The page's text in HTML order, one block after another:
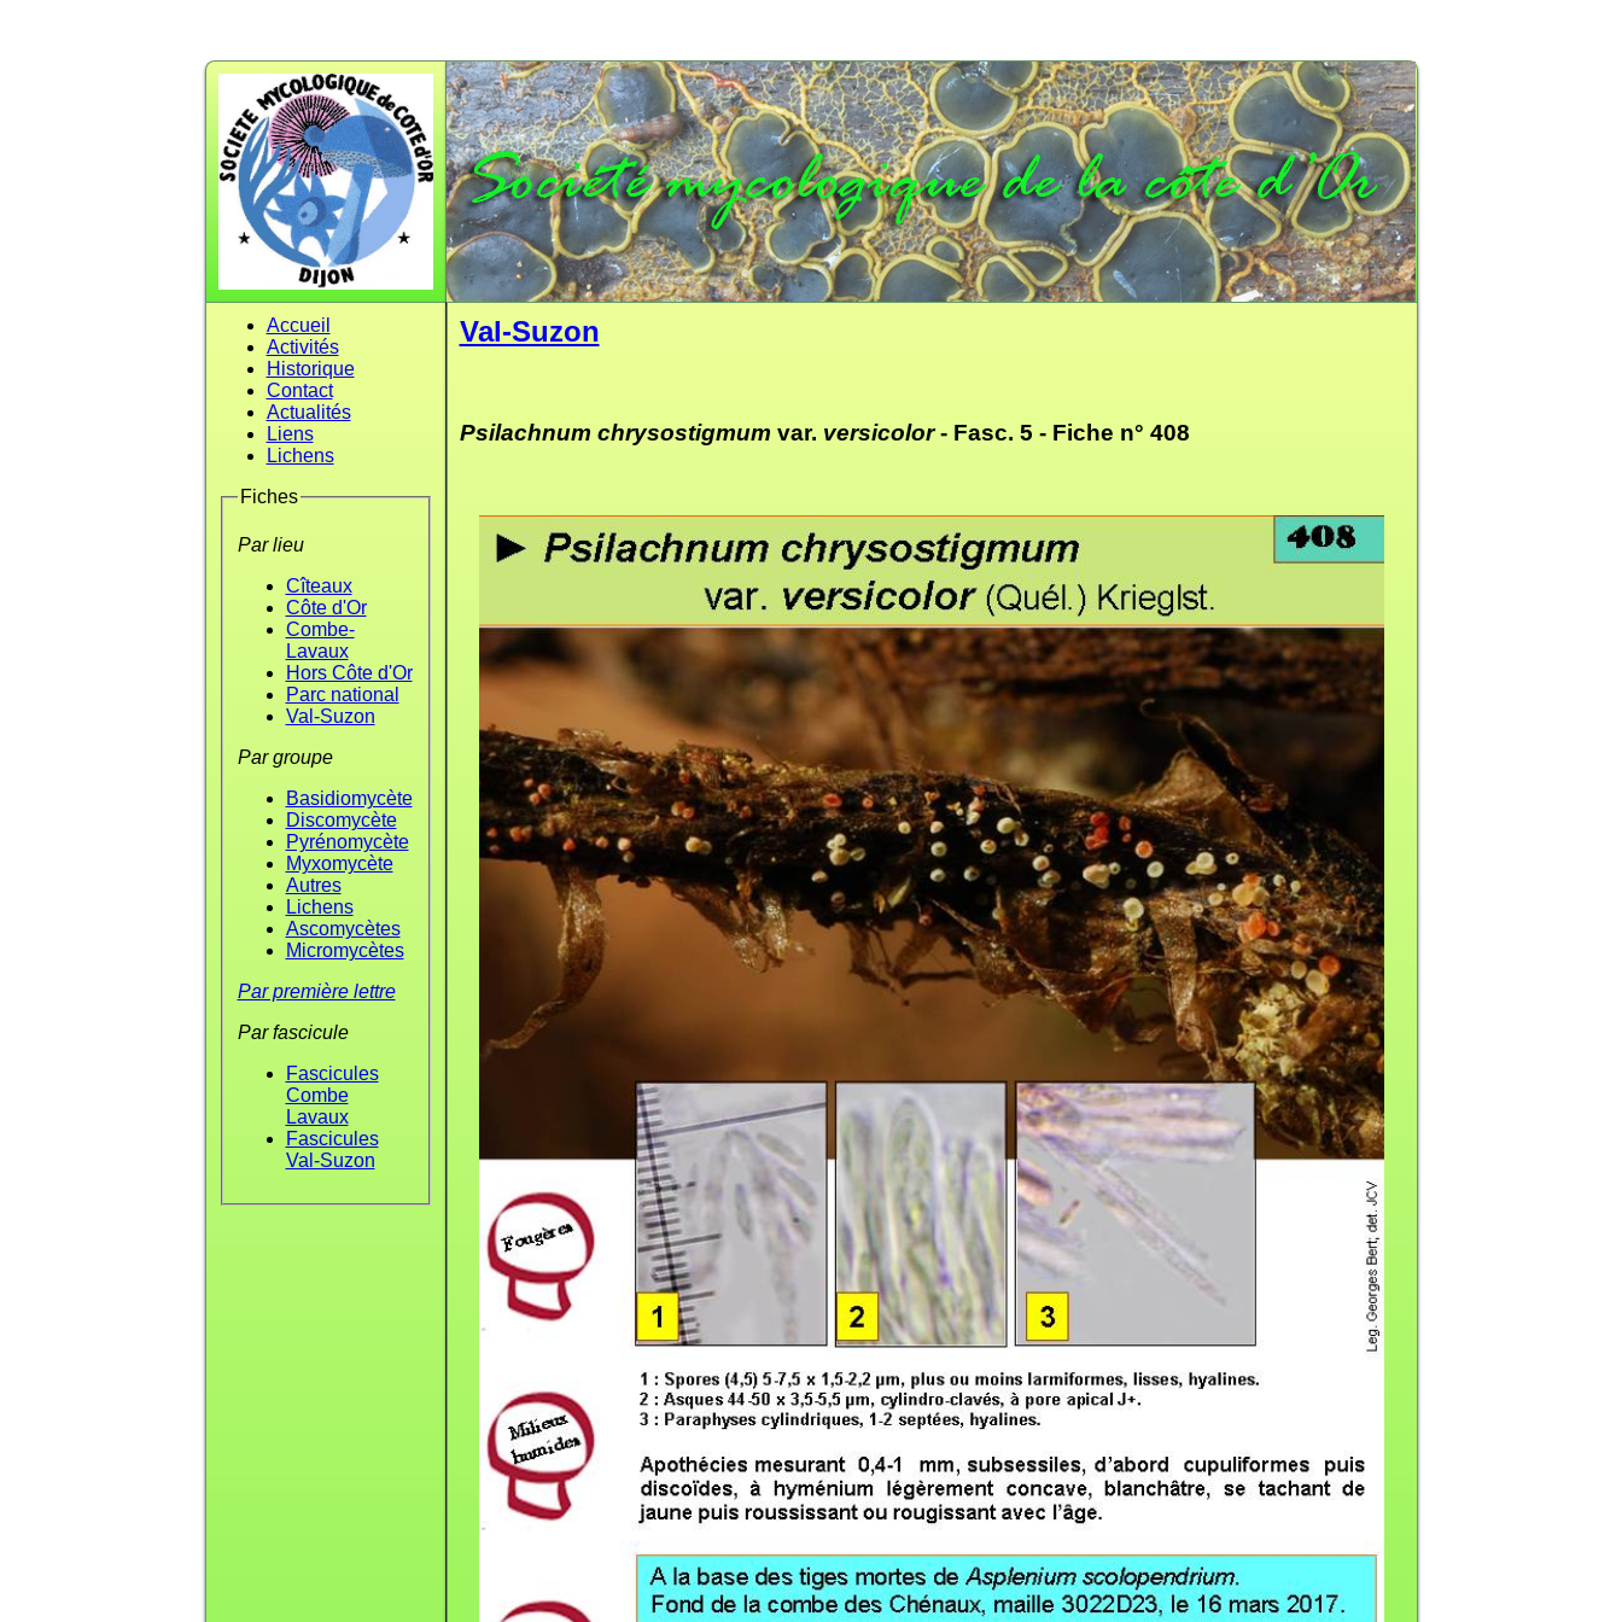
Accueil
Activités
Historique
Contact
Actualités
Liens
Lichens
Fiches
Par lieu
Cîteaux
Côte d'Or
Combe-
Lavaux
Hors Côte d'Or
Parc national
Val-Suzon
Par groupe
Basidiomycète
Discomycète
Pyrénomycète
Myxomycète
Autres
Lichens
Ascomycètes
Micromycètes
Par première lettre
Par fascicule
Fascicules
Combe
Lavaux
Fascicules
Val-Suzon
Val-Suzon
Psilachnum chrysostigmum var. versicolor - Fasc. 5 - Fiche n° 408